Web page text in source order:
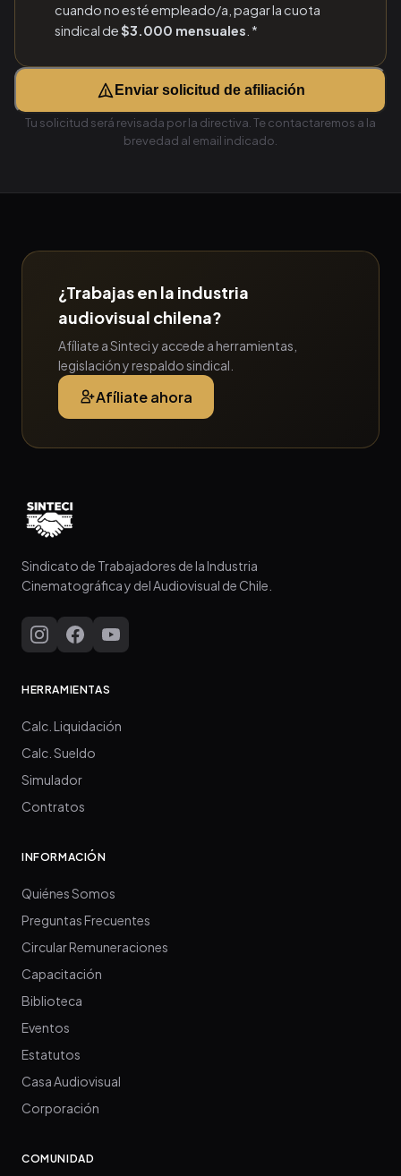
cuando no esté empleado/a, pagar la cuota
sindical de$3.000 mensuales . *
Enviar solicitud de afiliación
Tu solicitud será revisada por la directiva. Te contactaremos a la
brevedad al email indicado.
¿Trabajas en la industria
audiovisual chilena?
Afíliate a Sinteci y accede a herramientas,
legislación y respaldo sindical.
Afíliate ahora
Sindicato de Trabajadores de la Industria
Cinematográfica y del Audiovisual de Chile.
HERRAMIENTAS
Calc. Liquidación
Calc. Sueldo
Simulador
Contratos
INFORMACIÓN
Quiénes Somos
Preguntas Frecuentes
Circular Remuneraciones
Capacitación
Biblioteca
Eventos
Estatutos
Casa Audiovisual
Corporación
COMUNIDAD